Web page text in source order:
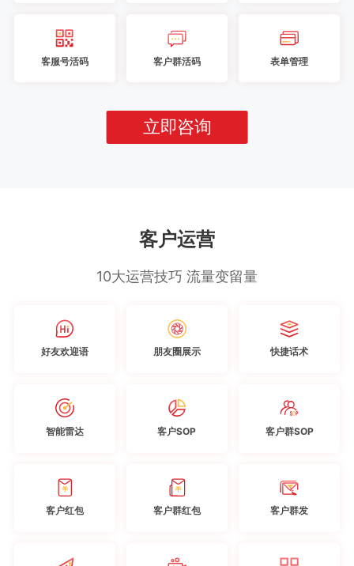
客服号活码 客户群活码 表单管理
立即咨询
客户运营
10大运营技巧 流量变留量
好友欢迎语 朋友圈展示 快捷话术
智能雷达 客户SOP 客户群SOP
客户红包 客户群红包 客户群发